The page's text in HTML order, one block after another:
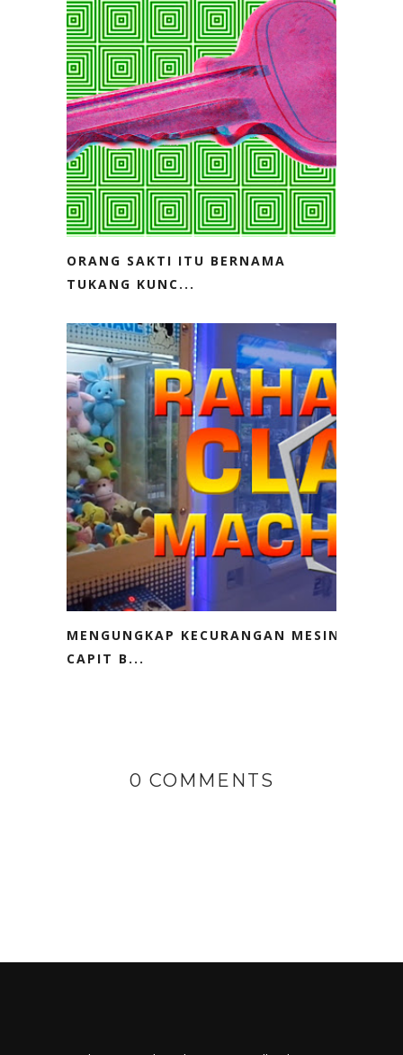
ORANG SAKTI ITU BERNAMA
TUKANG KUNC...
MENGUNGKAP KECURANGAN MESIN
CAPIT B...
0 COMMENTS